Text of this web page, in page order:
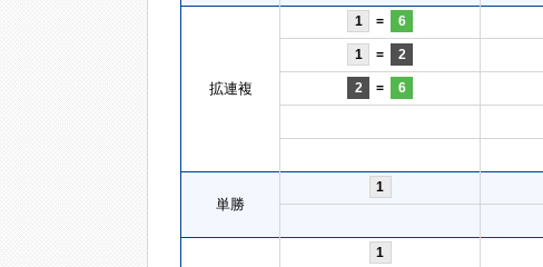
拡連複
1 = 6
1 = 2
2 = 6
単勝
1
1